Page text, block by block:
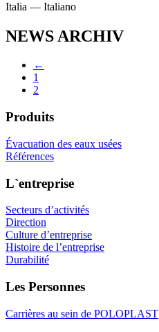
Italia — Italiano
NEWS ARCHIV
←
1
2
Produits
Évacuation des eaux usées
Références
L`entreprise
Secteurs d’activités
Direction
Culture d’entreprise
Histoire de l’entreprise
Durabilité
Les Personnes
Carrières au sein de POLOPLAST